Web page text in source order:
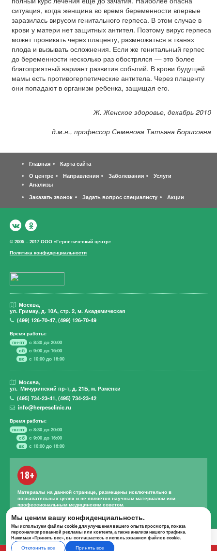
ситуация, когда женщина во время беременности впервые
заразилась вирусом генитального герпеса. В этом случае в
крови у матери нет защитных антител. Поэтому вирус герпеса
может проникать через плаценту, размножаться в тканях
плода и вызывать осложнения. Если же генитальный герпес
до беременности несколько раз обострялся — это более
благоприятный вариант развития событий. В крови будущей
мамы есть противогерпетические антитела. Через плаценту
они попадают в организм ребенка, защищая его.
Ж. Женское здоровье, декабрь 2010
д.м.н., профессор Семенова Татьяна Борисовна
Главная
Карта сайта
О центре
Направления Заболевания
Услуги
Анализы
Заказать звонок
Задать вопрос специалисту Акции
© 2005 – 2017 ООО «Герпетический центр»
Политика конфиденциальности
Москва,
ул. Гримау, д. 10А, стр. 2, м. Академическая
(499)126-70-47,(499)126-70-49
Время работы:
пн-пт
с 8:30 до 20:00
сб
с 9:00 до 16:00
вс
с 10:00 до 16:00
Москва,
ул. Мичуринский пр-т,д. 21Б, м. Раменки
(495)734-23-41,(495)734-23-42
info@herpesclinic.ru
Время работы:
пн-пт
с 8:30 до 20:00
сб
с 9:00 до 16:00
вс
с 10:00 до 16:00
18+
Материалы на данной странице, размещены исключительно в
познавательных целях и не является научным материалом или
профессиональным медицинским советом.
Правильное лечение и назначение лекарственных средств может
проводиться только квалифицированным специалистом с учетом
проведенной диагностики и истории болезни.
Мы ценим вашу конфиденциальность.
Мы используем файлы cookie для улучшения вашего опыта просмотра, показа
персонализированной рекламы или контента, а также анализа нашего трафика.
Нажимая «Принять все», вы соглашаетесь с использованием файлов cookie.
Отклонить все Принять все